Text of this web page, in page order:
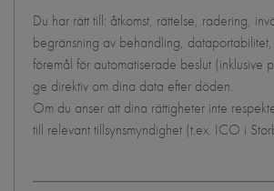
Du har rätt till: åtkomst, rättelse, radering,
begränsning av behandling,
föremål för automatiserade beslut (inklusive
ge direktiv om dina data efter döden.
Om du anser att dina rättigheter inte
till relevant tillsynsmyndighet (t.ex. ICO i